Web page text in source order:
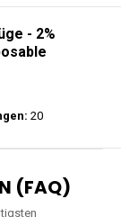
- 2%
20
(FAQ)